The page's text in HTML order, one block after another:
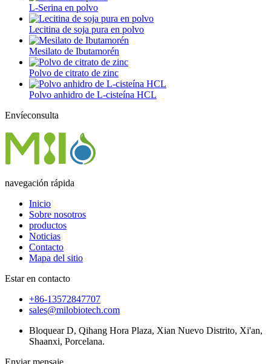
L-Serina en polvo
Lecitina de soja pura en polvo
Mesilato de Ibutamorén
Polvo de citrato de zinc
Polvo anhidro de L-cisteína HCL
Envíeconsulta
navegación rápida
Inicio
Sobre nosotros
productos
Noticias
Contacto
Mapa del sitio
Estar en contacto
+86-13572847707
sales@milobiotech.com
Bloquear D, Qihang Hora Plaza, Xian Nuevo Distrito, Xi'an,
Shaanxi, Porcelana.
Enviar mensaje